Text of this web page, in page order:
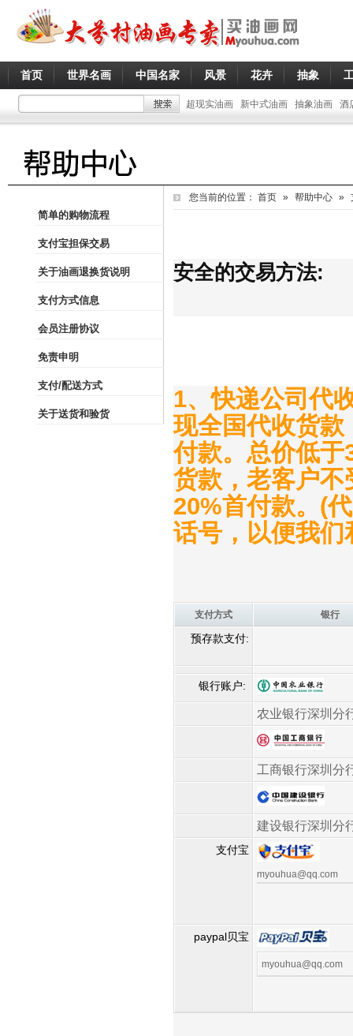
首页 世界名画 中国名家 风景 花卉 抽象
超现实油画 新中式油画 抽象油画 酒
简单的购物流程
支付宝担保交易
关于油画退换货说明
支付方式信息
会员注册协议
免责申明
支付/配送方式
关于送货和验货
您当前的位置： 首页 » 帮助中心 »
安全的交易方法:
1、快递公司代
现全国代收货款
付款。总价低
货款，老客户
20%首付款。(
话号，以便我
支付方式 银行
预存款支付:
银行账户:
农业银行深圳分
工商银行深圳分
建设银行深圳分
支付宝
myouhua@qq.com
paypal贝宝
myouhua@qq.com